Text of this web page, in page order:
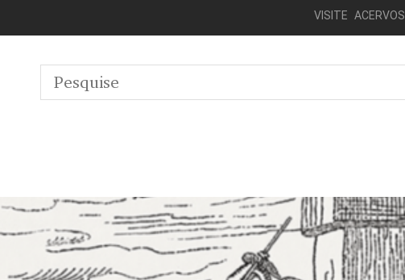
VISITE ACERVOS